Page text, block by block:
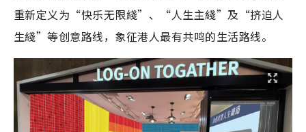
重新定义为“快乐无限綫”、“人生主綫”及“挤迫人
生綫”等创意路线，象征港人最有共鸣的生活路线。